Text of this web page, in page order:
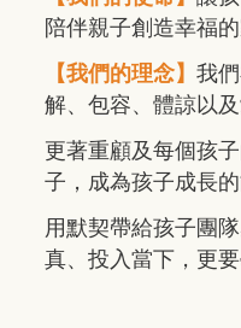
陪伴親子創造幸福
【我們的理念】 我
解、包容、體諒以及
更著重顧及每個孩
子，成為孩子成長的
用默契帶給孩子團
真、投入當下，更要